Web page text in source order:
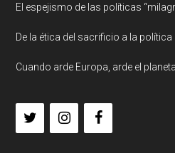
El espejismo de las políticas
De la ética del sacrificio a la política
Cuando arde Europa, arde el planeta